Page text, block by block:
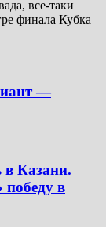
все-таки
финала Кубка
—
Казани.
победу в